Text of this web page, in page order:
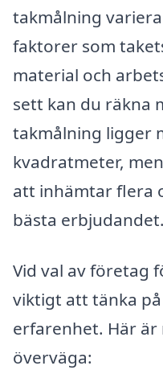
takmålning
faktorer som
material och
sett kan du räkna
takmålning ligger
kvadratmeter,
att inhämtar flera
bästa erbjudandet.
Vid val av företag
viktigt att tänka
erfarenhet. Här
överväga: